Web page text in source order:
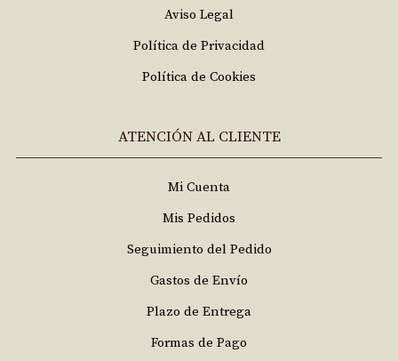
Aviso Legal
Política de Privacidad
Política de Cookies
ATENCIÓN AL CLIENTE
Mi Cuenta
Mis Pedidos
Seguimiento del Pedido
Gastos de Envío
Plazo de Entrega
Formas de Pago